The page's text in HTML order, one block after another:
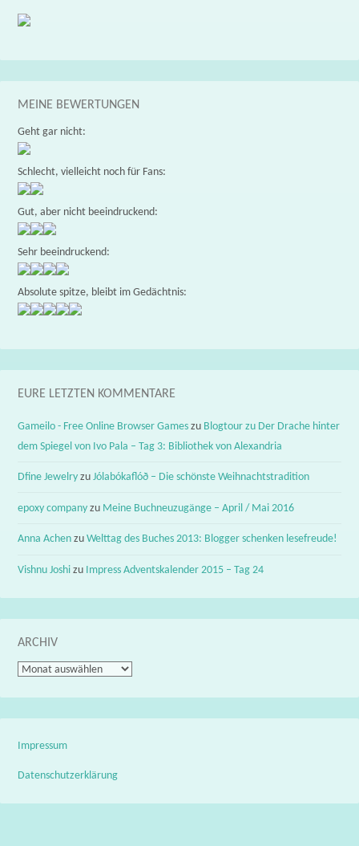
MEINE BEWERTUNGEN
Geht gar nicht:
Schlecht, vielleicht noch für Fans:
Gut, aber nicht beeindruckend:
Sehr beeindruckend:
Absolute spitze, bleibt im Gedächtnis:
EURE LETZTEN KOMMENTARE
Gameilo - Free Online Browser Games zu Blogtour zu Der Drache hinter
dem Spiegel von Ivo Pala – Tag 3: Bibliothek von Alexandria
Dfine Jewelry zuJólabókaflóð – Die schönste Weihnachtstradition
epoxy company zu Meine Buchneuzugänge – April / Mai 2016
Anna Achen zuWelttag des Buches 2013: Blogger schenken lesefreude!
Vishnu Joshi zu Impress Adventskalender 2015 – Tag 24
ARCHIV
Archiv
Impressum
Datenschutzerklärung